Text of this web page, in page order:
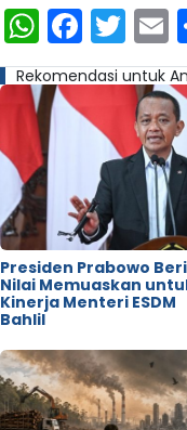
Rekomendasi untuk
Presiden Prabowo Beri
Nilai Memuaskan
Kinerja Menteri ESDM
Bahlil